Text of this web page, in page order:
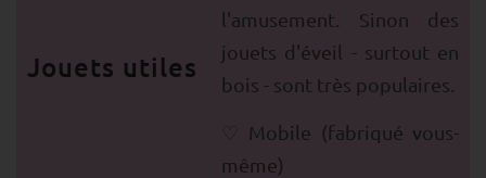
Jouets utiles
l'amusement. Sinon des
jouets d'éveil - surtout en
bois - sont très populaires.
Mobile (fabriqué vous-
même)